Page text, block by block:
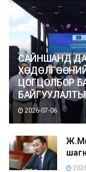
САЙНШАНД
ЦОГЦОЛБОР
2026-07-06